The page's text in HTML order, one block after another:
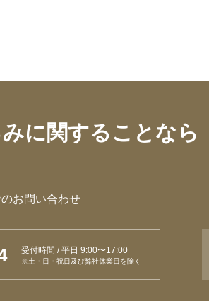
に関することなら
お問い合わせ
受付時間 / 平日 9:00〜17:00
※土・日・祝日及び弊社休業日を除く